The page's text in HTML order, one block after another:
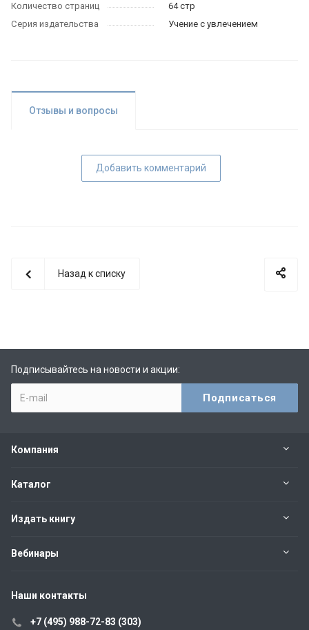
Количество страниц
64 стр
Серия издательства
Учение с увлечением
Отзывы и вопросы
Добавить комментарий
Назад к списку
Подписывайтесь на новости и акции:
Компания
Каталог
Издать книгу
Вебинары
Наши контакты
+7 (495) 988-72-83 (303)